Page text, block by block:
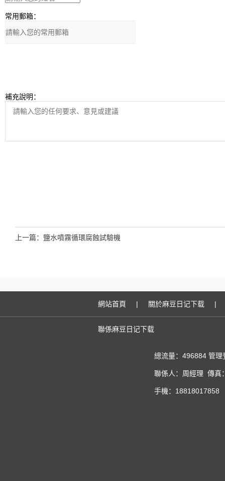
常用郵箱：
補充說明：
上一篇： 鹽水噴霧循環腐蝕試驗機
網站首頁 | 關於麻豆日记下载 |
聯係麻豆日记下载
總流量：496884 管理
聯係人：周經理 傳
手機：18818017858